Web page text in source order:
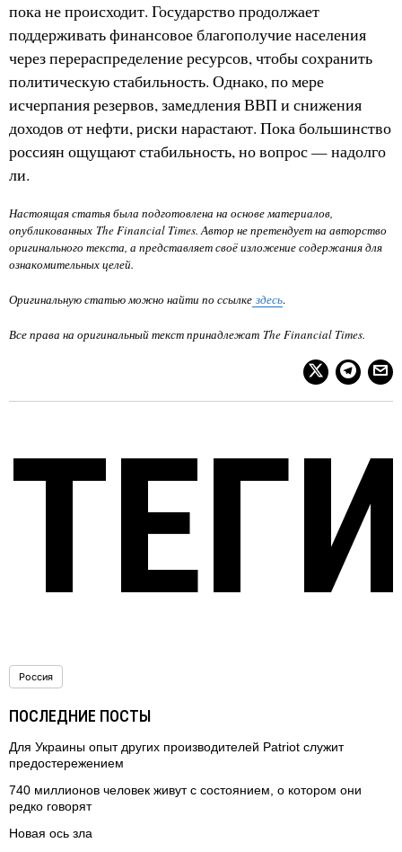
пока не происходит. Государство продолжает
поддерживать финансовое благополучие населения
через перераспределение ресурсов, чтобы сохранить
политическую стабильность. Однако, по мере
исчерпания резервов, замедления ВВП и снижения
доходов от нефти, риски нарастают. Пока большинство
россиян ощущают стабильность, но вопрос — надолго
ли.
Настоящая статья была подготовлена на основе материалов,
опубликованных The Financial Times. Автор не претендует на авторство
оригинального текста, а представляет своё изложение содержания для
ознакомительных целей.
Оригинальную статью можно найти по ссылке здесь.
Все права на оригинальный текст принадлежат The Financial Times.
Россия
ПОСЛЕДНИЕ ПОСТЫ
Для Украины опыт других производителей Patriot служит
предостережением
740 миллионов человек живут с состоянием, о котором они
редко говорят
Новая ось зла